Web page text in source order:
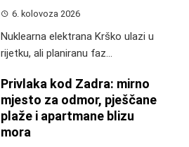
6. kolovoza 2026
Nuklearna elektrana Krško ulazi u
rijetku, ali planiranu faz...
Privlaka kod Zadra: mirno
mjesto za odmor, pješčane
plaže i apartmane blizu
mora